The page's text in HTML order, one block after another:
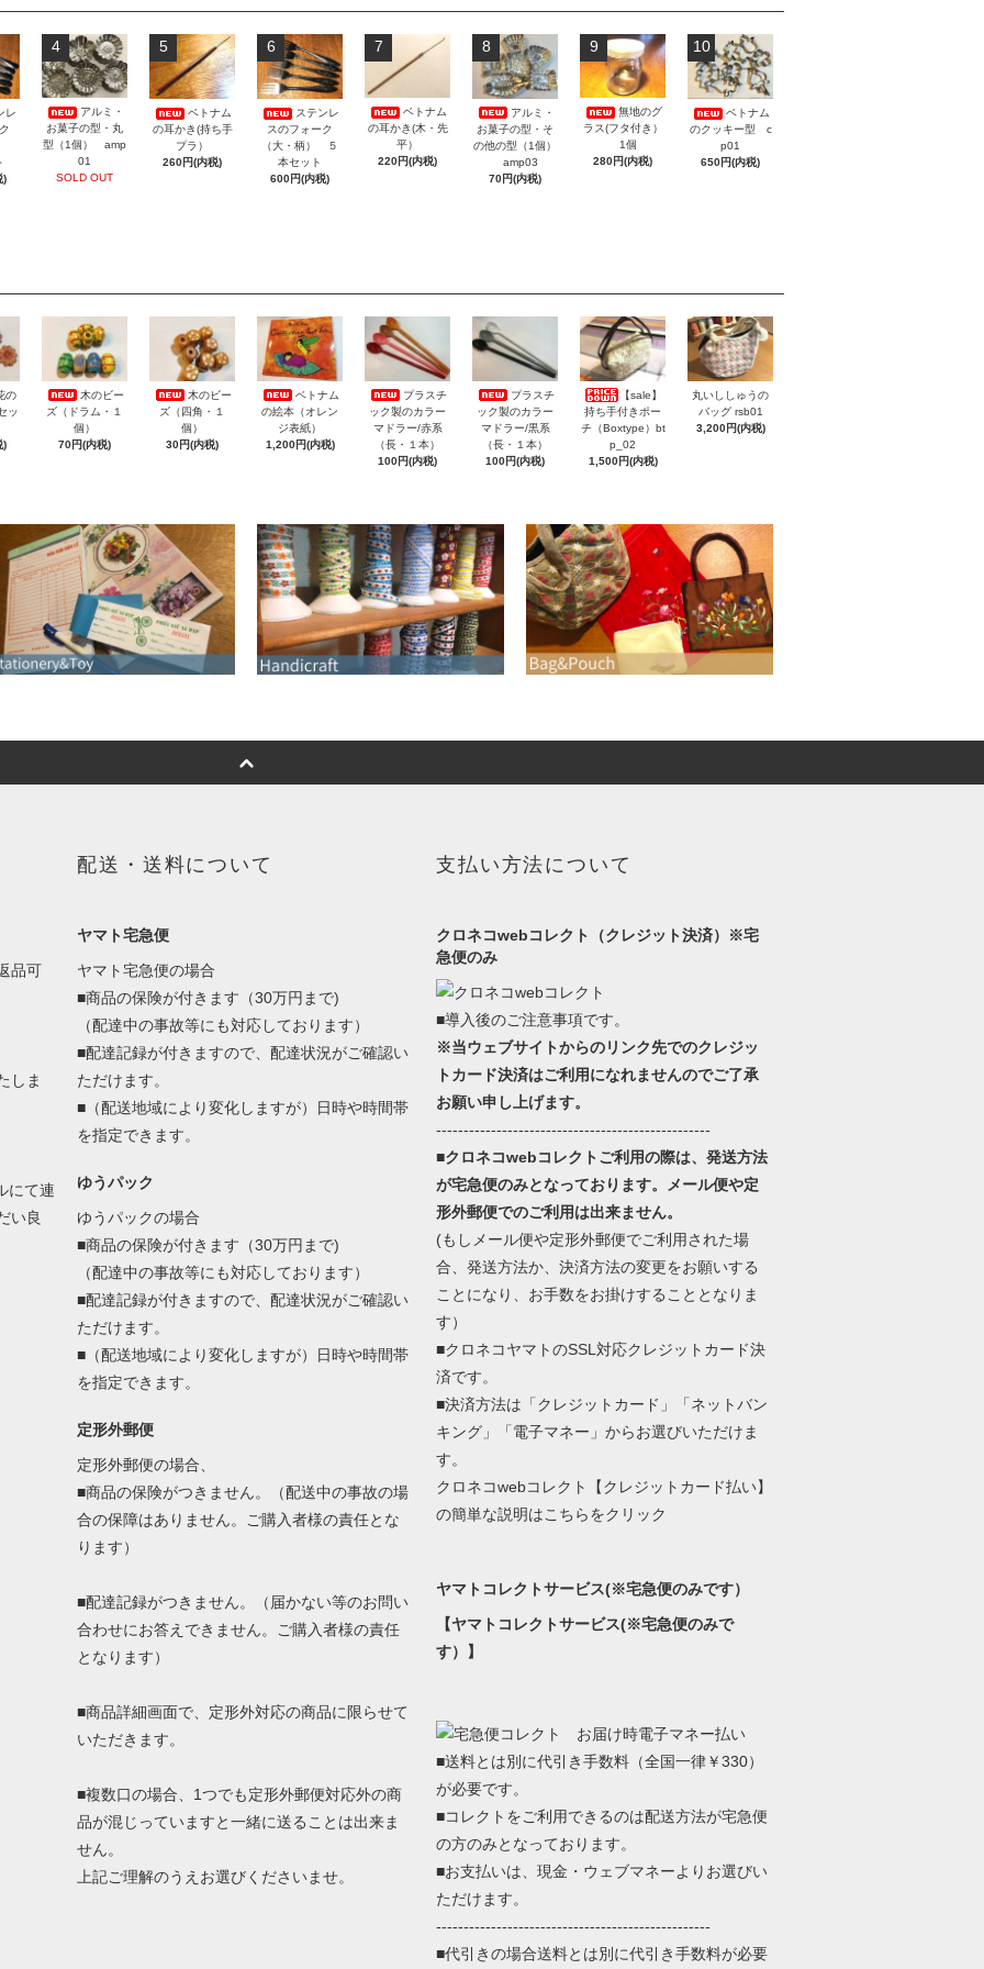
レ
)
4
アルミ・
お菓子の型・丸
型（1個） amp
01
SOLD OUT
5
ベトナム
の耳かき(持ち手
プラ）
260円(内税)
6
ステンレ
スのフォーク
（大・柄） ５
本セット
600円(内税)
7
ベトナム
の耳かき(木・先
平）
220円(内税)
8
アルミ・
お菓子の型・そ
の他の型（1個）
amp03
70円(内税)
9
無地のグ
ラス(フタ付き）
1個
280円(内税)
10
ベトナム
のクッキー型 c
p01
650円(内税)
の
ッ
)
木のビー
ズ（ドラム・１
個）
70円(内税)
木のビー
ズ（四角・１
個）
30円(内税)
ベトナム
の絵本（オレン
ジ表紙）
1,200円(内税)
プラスチ
ック製のカラー
マドラー/赤系
（長・１本）
100円(内税)
プラスチ
ック製のカラー
マドラー/黒系
（長・１本）
100円(内税)
【sale】
持ち手付きポー
チ（Boxtype）bt
p_02
1,500円(内税)
丸いししゅうの
バッグ rsb01
3,200円(内税)
品可
しま
にて連
い良
配送・送料について
ヤマト宅急便
ヤマト宅急便の場合
■商品の保険が付きます（30万円まで)
（配達中の事故等にも対応しております）
■配達記録が付きますので、配達状況がご確認い
ただけます。
■（配送地域により変化しますが）日時や時間帯
を指定できます。
ゆうパック
ゆうパックの場合
■商品の保険が付きます（30万円まで)
（配達中の事故等にも対応しております）
■配達記録が付きますので、配達状況がご確認い
ただけます。
■（配送地域により変化しますが）日時や時間帯
を指定できます。
定形外郵便
定形外郵便の場合、
■商品の保険がつきません。（配送中の事故の場
合の保障はありません。ご購入者様の責任とな
ります）
■配達記録がつきません。（届かない等のお問い
合わせにお答えできません。ご購入者様の責任
となります）
■商品詳細画面で、定形外対応の商品に限らせて
いただきます。
■複数口の場合、1つでも定形外郵便対応外の商
品が混じっていますと一緒に送ることは出来ま
せん。
上記ご理解のうえお選びくださいませ。
支払い方法について
クロネコwebコレクト（クレジット決済）※宅
急便のみ
■導入後のご注意事項です。
※当ウェブサイトからのリンク先でのクレジッ
トカード決済はご利用になれませんのでご了承
お願い申し上げます。
--------------------------------------------------
■クロネコwebコレクトご利用の際は、発送方法
が宅急便のみとなっております。メール便や定
形外郵便でのご利用は出来ません。
(もしメール便や定形外郵便でご利用された場
合、発送方法か、決済方法の変更をお願いする
ことになり、お手数をお掛けすることとなりま
す）
■クロネコヤマトのSSL対応クレジットカード決
済です。
■決済方法は「クレジットカード」「ネットバン
キング」「電子マネー」からお選びいただけま
す。
クロネコwebコレクト【クレジットカード払い】
の簡単な説明はこちらをクリック
ヤマトコレクトサービス(※宅急便のみです）
【ヤマトコレクトサービス(※宅急便のみで
す）】
■送料とは別に代引き手数料（全国一律￥330）
が必要です。
■コレクトをご利用できるのは配送方法が宅急便
の方のみとなっております。
■お支払いは、現金・ウェブマネーよりお選びい
ただけます。
--------------------------------------------------
■代引きの場合送料とは別に代引き手数料が必要